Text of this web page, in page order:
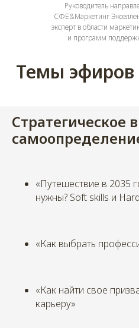
Руководитель
СФЕ&Маркетинг
эксперт в области
и программ
Темы эфиров
Стратегическое
«Путешествие в 2035
нужны? Soft skills и
«Как выбрать
«Как найти свое
карьеру»